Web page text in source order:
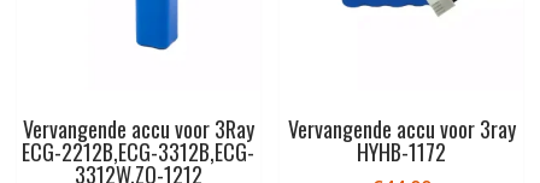
Vervangende accu voor 3Ray
ECG-2212B,ECG-3312B,ECG-
3312W,ZQ-1212
Vervangende accu voor 3ray
HYHB-1172